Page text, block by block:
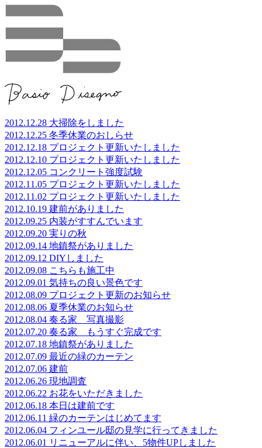
メインコンテンツに移動
2012.12.28 大掃除をしました
2012.12.25 冬季休業のおしらせ
2012.12.18 プロジェクト更新いたしました
2012.12.10 プロジェクト更新いたしました
2012.12.05 コンクリート強度試験
2012.11.05 プロジェクト更新いたしました
2012.11.02 プロジェクト更新いたしました
2012.10.19 建前がありました
2012.09.25 内装がすすんでいます
2012.09.20 実りの秋
2012.09.14 地鎮祭がありました
2012.09.12 DIYしました
2012.09.08 こちらも施工中
2012.09.01 気持ちの良い景色です
2012.08.09 プロジェクト更新のお知らせ
2012.08.06 夏季休業のお知らせ
2012.08.04 奏る家 写真撮影
2012.07.20 奏る家 もうすぐ完成です
2012.07.18 地鎮祭がありました
2012.07.09 最近の緑のカーテン
2012.07.06 建前
2012.06.26 現地調査
2012.06.22 お花をいただきました
2012.06.18 本日は建前です
2012.06.11 緑のカーテンはじめてます
2012.06.04 フィンユール邸の見学に行ってきました
2012.06.01 リニューアルに伴い、5物件UPしました